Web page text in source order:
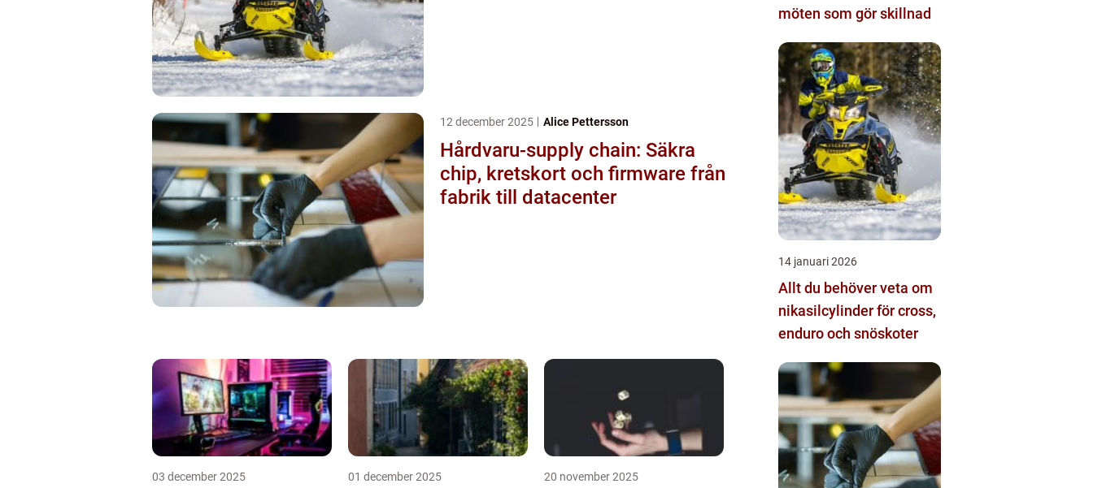
12 december 2025 Alice Pettersson
Hårdvaru-supply chain: Säkra
chip, kretskort och firmware från
fabrik till datacenter
03 december 2025 01 december 2025 20 november 2025
möten som gör skillnad
14 januari 2026
Allt du behöver veta om
nikasilcylinder för cross,
enduro och snöskoter